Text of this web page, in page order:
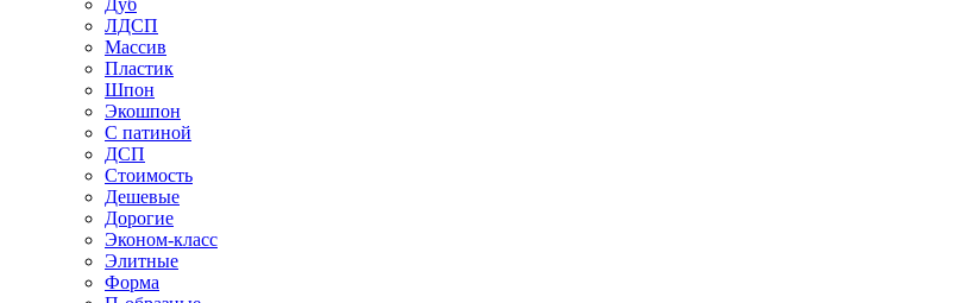
ЛДСП
Массив
Пластик
Шпон
Экошпон
С патиной
ДСП
Стоимость
Дешевые
Дорогие
Эконом-класс
Элитные
Форма